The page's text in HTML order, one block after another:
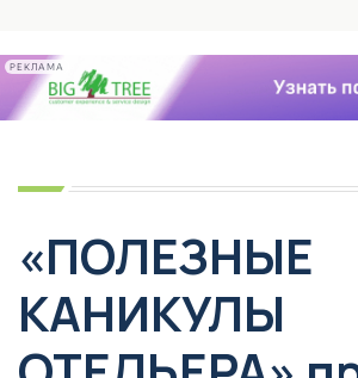
РЕКЛАМА
«ПОЛЕЗНЫЕ
КАНИКУЛЫ